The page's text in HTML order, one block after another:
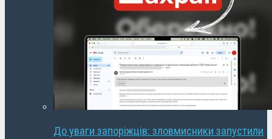
До уваги запоріжців: зловмисники запустили